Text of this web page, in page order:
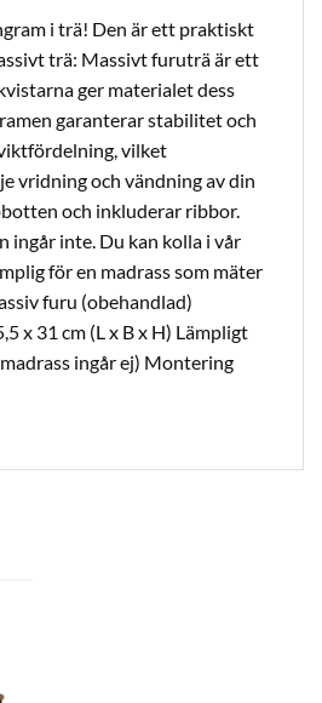
i trä! Den är ett praktiskt
trä: Massivt furuträ är ett
ger materialet dess
garanterar stabilitet och
vilket
vridning och vändning av din
och inkluderar ribbor.
ingår inte. Du kan kolla i vår
för en madrass som mäter
furu (obehandlad)
x 31 cm (L x B x H) Lämpligt
ingår ej) Montering